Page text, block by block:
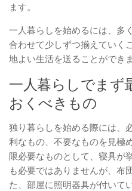
ます。
一人暮らしを始めるには、多
合わせて少しずつ揃えていく
地よい生活を送ることができま
一人暮らしでまず
おくべきもの
独り暮らしを始める際には、
利なもの、不要なものを見極
限必要なものとして、寝具が
も必要ではありませんが、布
た、部屋に照明器具が付いて